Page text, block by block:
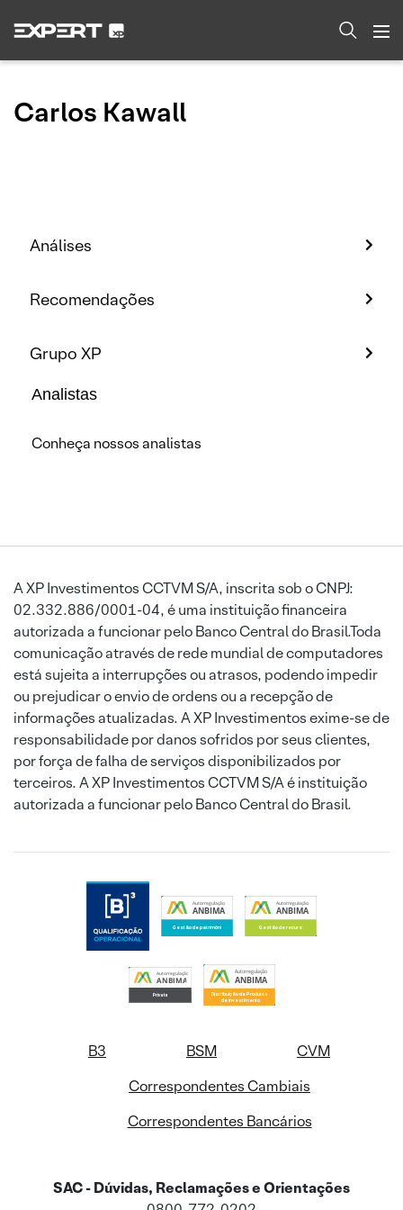
Carlos Kawall
Análises
Recomendações
Grupo XP
Analistas
Conheça nossos analistas
A XP Investimentos CCTVM S/A, inscrita sob o CNPJ:
02.332.886/0001-04, é uma instituição financeira
autorizada a funcionar pelo Banco Central do Brasil.Toda
comunicação através de rede mundial de computadores
está sujeita a interrupções ou atrasos, podendo impedir
ou prejudicar o envio de ordens ou a recepção de
informações atualizadas. A XP Investimentos exime-se de
responsabilidade por danos sofridos por seus clientes,
por força de falha de serviços disponibilizados por
terceiros. A XP Investimentos CCTVM S/A é instituição
autorizada a funcionar pelo Banco Central do Brasil.
B3 BSM
CVM
Correspondentes Cambiais
Correspondentes Bancários
SAC - Dúvidas, Reclamações e Orientações